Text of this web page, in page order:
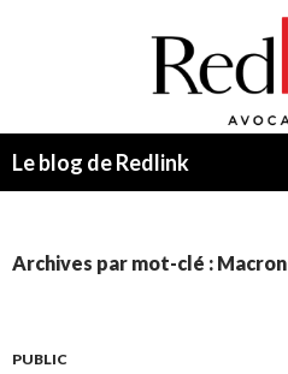
Le blog de Redlink
Archives par mot-clé : Macron
PUBLIC